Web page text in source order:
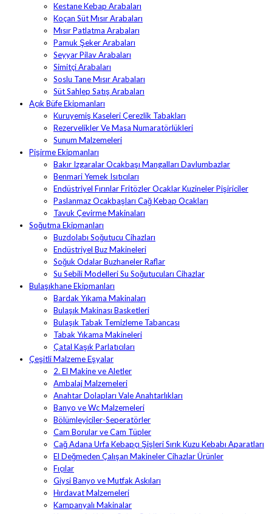
Kestane Kebap Arabaları
Koçan Süt Mısır Arabaları
Mısır Patlatma Arabaları
Pamuk Şeker Arabaları
Seyyar Pilav Arabaları
Simitçi Arabaları
Soslu Tane Mısır Arabaları
Süt Sahlep Satış Arabaları
Açık Büfe Ekipmanları
Kuruyemiş Kaseleri Çerezlik Tabakları
Rezervelikler Ve Masa Numaratörlükleri
Sunum Malzemeleri
Pişirme Ekipmanları
Bakır Izgaralar Ocakbaşı Mangalları Davlumbazlar
Benmari Yemek Isıtıcıları
Endüstriyel Fırınlar Fritözler Ocaklar Kuzineler Pişiriciler
Paslanmaz Ocakbaşları Cağ Kebap Ocakları
Tavuk Çevirme Makinaları
Soğutma Ekipmanları
Buzdolabı Soğutucu Cihazları
Endüstriyel Buz Makineleri
Soğuk Odalar Buzhaneler Raflar
Su Sebili Modelleri Su Soğutucuları Cihazlar
Bulaşıkhane Ekipmanları
Bardak Yıkama Makinaları
Bulaşık Makinası Basketleri
Bulaşık Tabak Temizleme Tabancası
Tabak Yıkama Makineleri
Çatal Kaşık Parlatıcıları
Çeşitli Malzeme Eşyalar
2. El Makine ve Aletler
Ambalaj Malzemeleri
Anahtar Dolapları Vale Anahtarlıkları
Banyo ve Wc Malzemeleri
Bölümleyiciler-Seperatörler
Cam Borular ve Cam Tüpler
Cağ Adana Urfa Kebapçı Şişleri Sırık Kuzu Kebabı Aparatları
El Değmeden Çalışan Makineler Cihazlar Ürünler
Fıçılar
Giysi Banyo ve Mutfak Askıları
Hırdavat Malzemeleri
Kampanyalı Makinalar